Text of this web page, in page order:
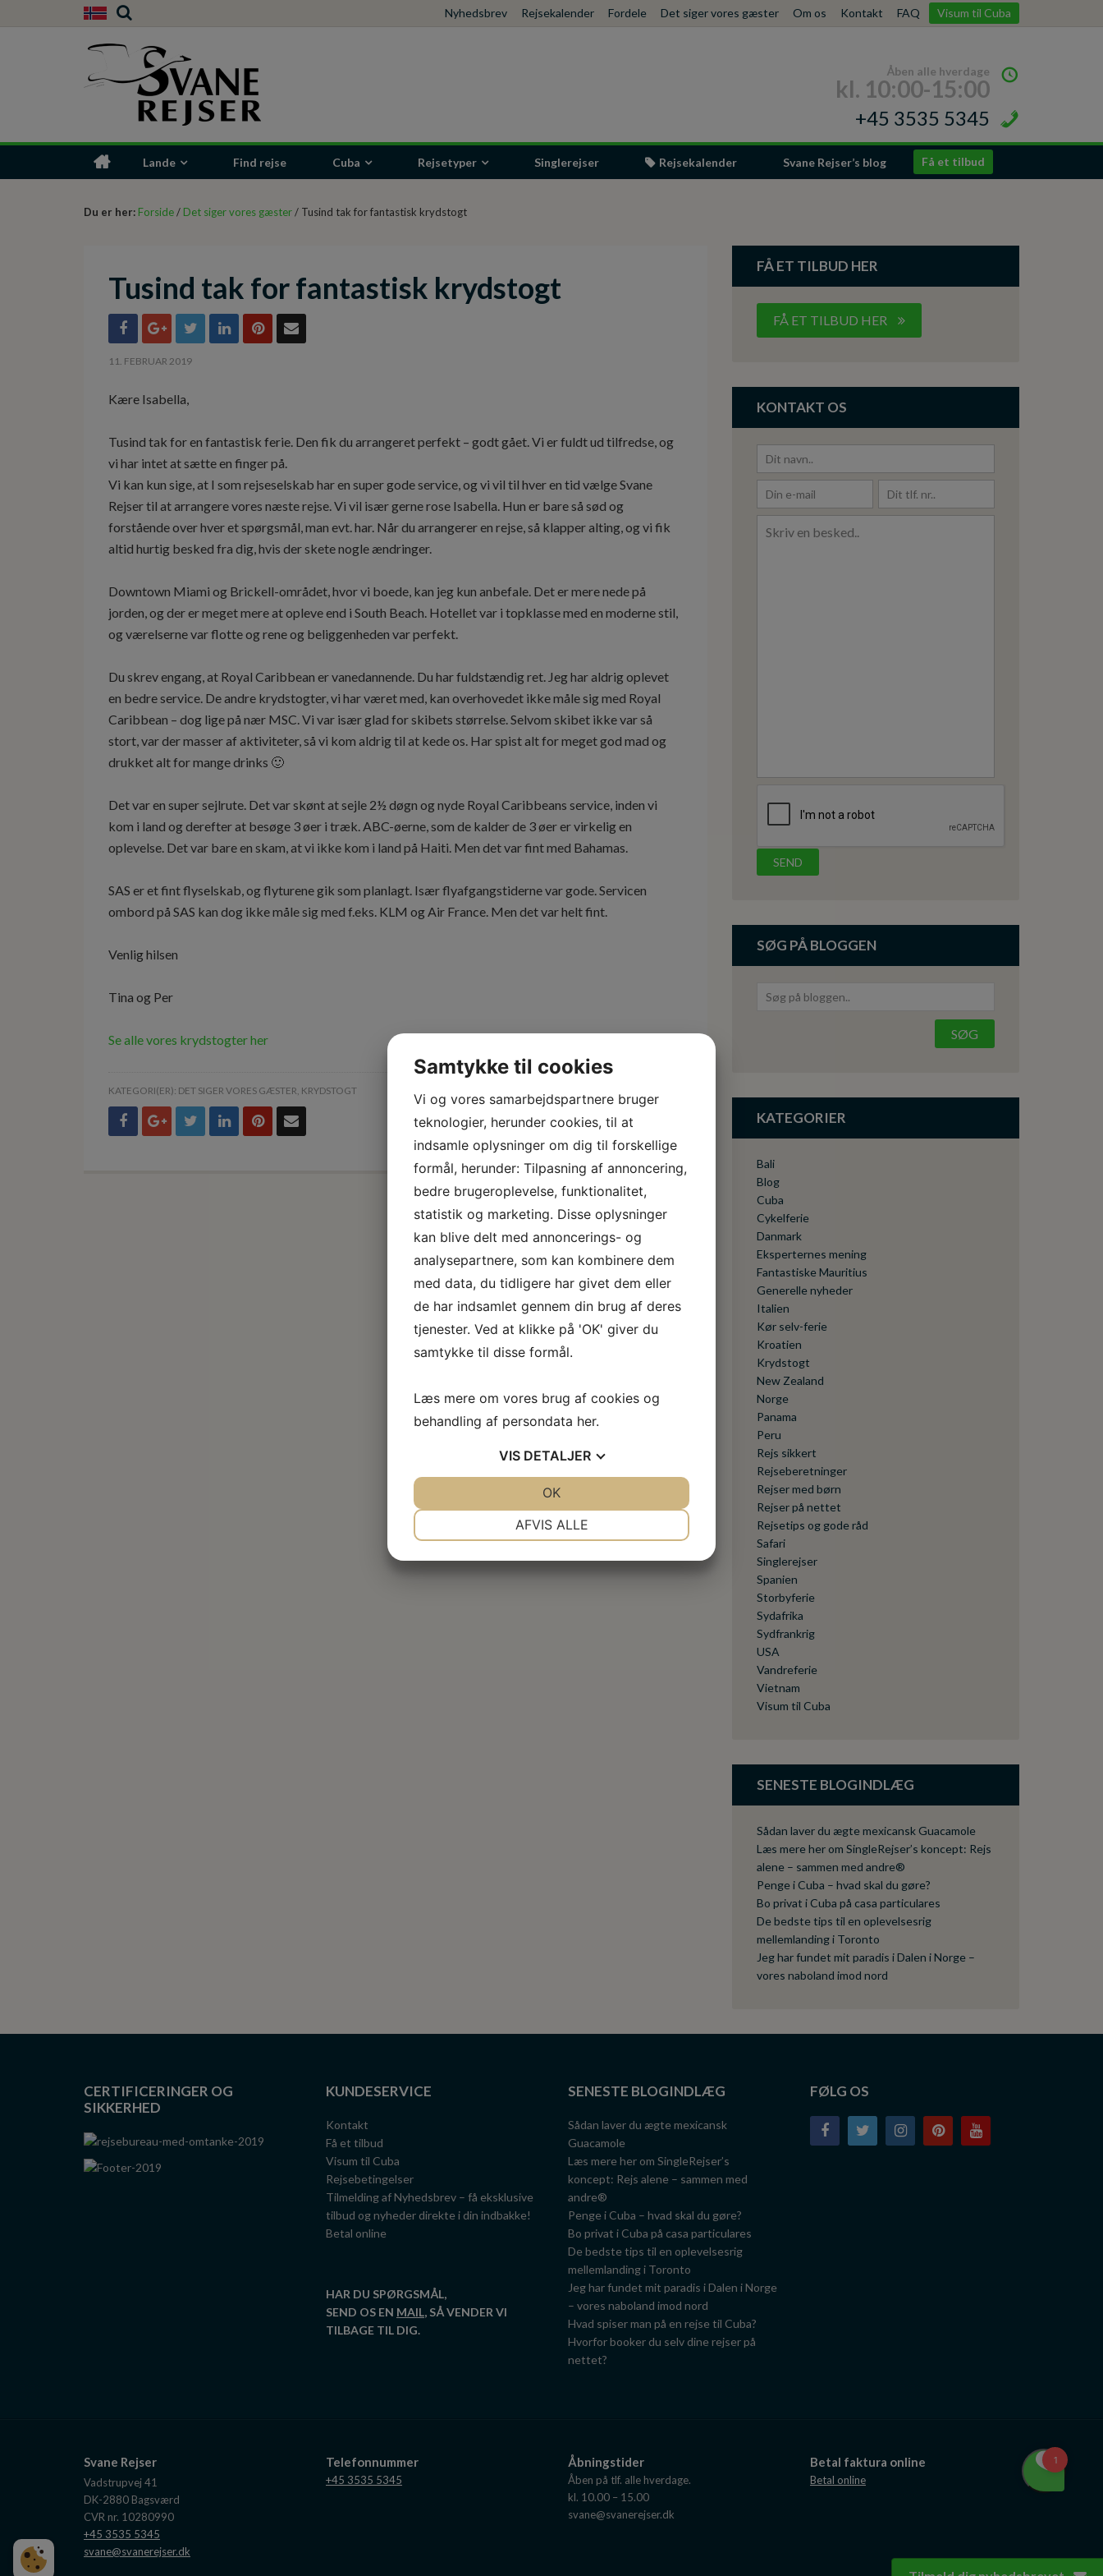
Nyhedsbrev Rejsekalender Fordele Det siger vores gæster Om os Kontakt FAQ Visum til Cuba
Åben alle hverdage
kl. 10:00-15:00
+45 3535 5345
Lande Find rejse Cuba Rejsetyper Singlerejser Rejsekalender Svane Rejser’s blog Få et tilbud
Du er her: Forside/ Det siger vores gæster/ Tusind tak for fantastisk krydstogt
Tusind tak for fantastisk krydstogt
11. FEBRUAR 2019
Kære Isabella,
Tusind tak for en fantastisk ferie. Den fik du arrangeret perfekt – godt gået. Vi er fuldt ud tilfredse, og
vi har intet at sætte en finger på.
Vi kan kun sige, at I som rejseselskab har en super gode service, og vi vil til hver en tid vælge Svane
Rejser til at arrangere vores næste rejse. Vi vil især gerne rose Isabella. Hun er bare så sød og
forstående over hver et spørgsmål, man evt. har. Når du arrangerer en rejse, så klapper alting, og vi fik
altid hurtig besked fra dig, hvis der skete nogle ændringer.
Downtown Miami og Brickell-området, hvor vi boede, kan jeg kun anbefale. Det er mere nede på
jorden, og der er meget mere at opleve end i South Beach. Hotellet var i topklasse med en moderne stil,
og værelserne var flotte og rene og beliggenheden var perfekt.
Du skrev engang, at Royal Caribbean er vanedannende. Du har fuldstændig ret. Jeg har aldrig oplevet
en bedre service. De andre krydstogter, vi har været med, kan overhovedet ikke måle sig med Royal
Caribbean – dog lige på nær MSC. Vi var især glad for skibets størrelse. Selvom skibet ikke var så
stort, var der masser af aktiviteter, så vi kom aldrig til at kede os. Har spist alt for meget god mad og
drukket alt for mange drinks 🙂
Det var en super sejlrute. Det var skønt at sejle 2½ døgn og nyde Royal Caribbeans service, inden vi
kom i land og derefter at besøge 3 øer i træk. ABC-øerne, som de kalder de 3 øer er virkelig en
oplevelse. Det var bare en skam, at vi ikke kom i land på Haiti. Men det var fint med Bahamas.
SAS er et fint flyselskab, og flyturene gik som planlagt. Især flyafgangstiderne var gode. Servicen
ombord på SAS kan dog ikke måle sig med f.eks. KLM og Air France. Men det var helt fint.
Venlig hilsen
Tina og Per
Se alle vores krydstogter her
KATEGORI(ER): DET SIGER VORES GÆSTER, KRYDSTOGT
FÅ ET TILBUD HER
FÅ ET TILBUD HER
KONTAKT OS
SØG PÅ BLOGGEN
KATEGORIER
Bali
Blog
Cuba
Cykelferie
Danmark
Eksperternes mening
Fantastiske Mauritius
Generelle nyheder
Italien
Kør selv-ferie
Kroatien
Krydstogt
New Zealand
Norge
Panama
Peru
Rejs sikkert
Rejseberetninger
Rejser med børn
Rejser på nettet
Rejsetips og gode råd
Safari
Singlerejser
Spanien
Storbyferie
Sydafrika
Sydfrankrig
USA
Vandreferie
Vietnam
Visum til Cuba
SENESTE BLOGINDLÆG
Sådan laver du ægte mexicansk Guacamole
Læs mere her om SingleRejser’s koncept: Rejs
alene – sammen med andre®
Penge i Cuba – hvad skal du gøre?
Bo privat i Cuba på casa particulares
De bedste tips til en oplevelsesrig
mellemlanding i Toronto
Jeg har fundet mit paradis i Dalen i Norge –
vores naboland imod nord
CERTIFICERINGER OG
SIKKERHED
KUNDESERVICE
Kontakt
Få et tilbud
Visum til Cuba
Rejsebetingelser
Tilmelding af Nyhedsbrev – få eksklusive
tilbud og nyheder direkte i din indbakke!
Betal online
HAR DU SPØRGSMÅL,
SEND OS EN MAIL, SÅ VENDER VI
TILBAGE TIL DIG.
SENESTE BLOGINDLÆG
Sådan laver du ægte mexicansk
Guacamole
Læs mere her om SingleRejser’s
koncept: Rejs alene – sammen med
andre®
Penge i Cuba – hvad skal du gøre?
Bo privat i Cuba på casa particulares
De bedste tips til en oplevelsesrig
mellemlanding i Toronto
Jeg har fundet mit paradis i Dalen i Norge
– vores naboland imod nord
Hvad spiser man på en rejse til Cuba?
Hvorfor booker du selv dine rejser på
nettet?
FØLG OS
Svane Rejser
Vadstrupvej 41
DK-2880 Bagsværd
CVR nr. 10280990
+45 3535 5345
svane@svanerejser.dk
Telefonnummer
+45 3535 5345
Åbningstider
Åben på tlf. alle hverdage.
kl. 10.00 – 15.00
svane@svanerejser.dk
Betal faktura online
Betal online
Samtykke til cookies
Vi og vores samarbejdspartnere bruger
teknologier, herunder cookies, til at
indsamle oplysninger om dig til forskellige
formål, herunder: Tilpasning af annoncering,
bedre brugeroplevelse, funktionalitet,
statistik og marketing. Disse oplysninger
kan blive delt med annoncerings- og
analysepartnere, som kan kombinere dem
med data, du tidligere har givet dem eller
de har indsamlet gennem din brug af deres
tjenester. Ved at klikke på 'OK' giver du
samtykke til disse formål.
Læs mere om vores brug af cookies og
behandling af persondata her.
VIS DETALJER
AFVIS ALLE
OK